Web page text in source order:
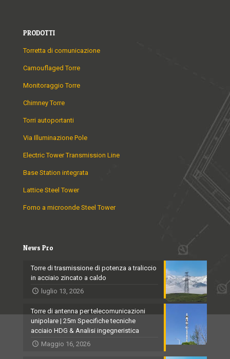
PRODOTTI
Torretta di comunicazione
Camouflaged Torre
Monitoraggio Torre
Chimney Torre
Torri autoportanti
Via Illuminazione Pole
Electric Tower Transmission Line
Base Station integrata
Lattice Steel Tower
Forno a microonde Steel Tower
News Pro
Torre di trasmissione di potenza a traliccio
in acciaio zincato a caldo
luglio 13, 2026
Torre di antenna per telecomunicazioni
unipolare | 25m Specifiche tecniche
acciaio HDG & Analisi ingegneristica
Maggio 16, 2026